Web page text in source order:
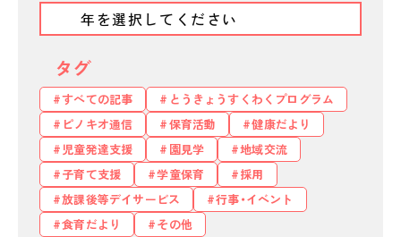
タグ
すべての記事
とうきょうすくわくプログラム
ピノキオ通信
保育活動
健康だより
児童発達支援
園見学
地域交流
子育て支援
学童保育
採用
放課後等デイサービス
行事・イベント
食育だより
その他